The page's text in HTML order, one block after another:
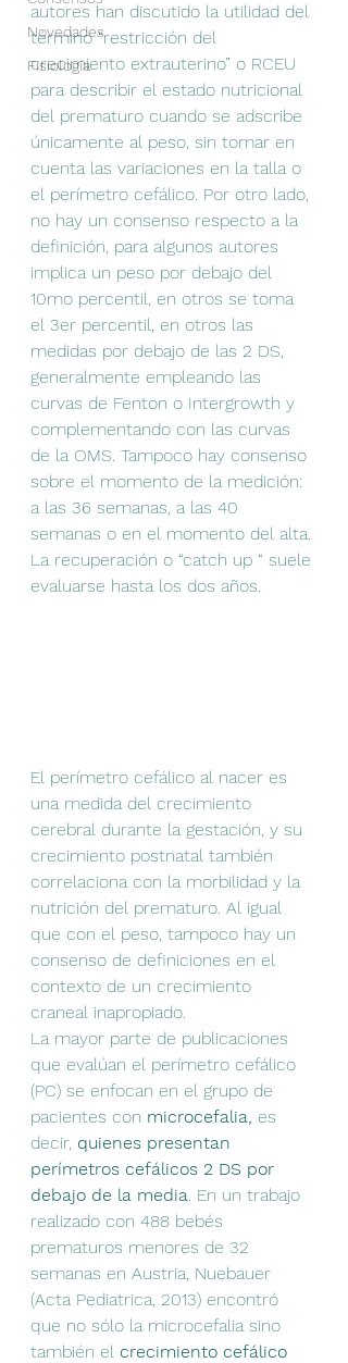
Novedades
Fisiología
autores han discutido la utilidad del
término “restricción del
crecimiento extrauterino” o RCEU
para describir el estado nutricional
del prematuro cuando se adscribe
únicamente al peso, sin tomar en
cuenta las variaciones en la talla o
el perímetro cefálico. Por otro lado,
no hay un consenso respecto a la
definición, para algunos autores
implica un peso por debajo del
10mo percentil, en otros se toma
el 3er percentil, en otros las
medidas por debajo de las 2 DS,
generalmente empleando las
curvas de Fenton o Intergrowth y
complementando con las curvas
de la OMS. Tampoco hay consenso
sobre el momento de la medición:
a las 36 semanas, a las 40
semanas o en el momento del alta.
La recuperación o “catch up “ suele
evaluarse hasta los dos años.
El perímetro cefálico al nacer es
una medida del crecimiento
cerebral durante la gestación, y su
crecimiento postnatal también
correlaciona con la morbilidad y la
nutrición del prematuro. Al igual
que con el peso, tampoco hay un
consenso de definiciones en el
contexto de un crecimiento
craneal inapropiado.
La mayor parte de publicaciones
que evalúan el perímetro cefálico
(PC) se enfocan en el grupo de
pacientes con microcefalia, es
decir, quienes presentan
perímetros cefálicos 2 DS por
debajo de la media . En un trabajo
realizado con 488 bebés
prematuros menores de 32
semanas en Austria, Nuebauer
(Acta Pediatrica, 2013) encontró
que no sólo la microcefalia sino
también el crecimiento cefálico